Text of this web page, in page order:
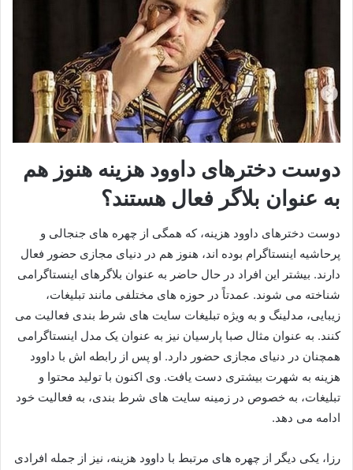
دوست دخترهای داوود هزینه هنوز هم
به عنوان بلاگر فعال هستند؟
دوست‌ دخترهای داوود هزینه، که همگی از چهره‌ های جنجالی و
پرحاشیه اینستاگرام بوده‌ اند، هنوز هم در دنیای مجازی حضور فعال
دارند. بیشتر این افراد در حال حاضر به عنوان بلاگرهای اینستاگرامی
شناخته می‌ شوند. عمدتاً در حوزه‌ های مختلفی مانند تبلیغات،
زیبایی، مدلینگ و به‌ ویژه تبلیغات سایت‌ های شرط‌ بندی فعالیت می‌
کنند. به عنوان مثال صبا پارسیان نیز به عنوان یک مدل اینستاگرامی
همچنان در دنیای مجازی حضور دارد. او پس از رابطه‌ اش با داوود
هزینه به شهرت بیشتری دست یافت. وی اکنون با تولید محتوا و
تبلیغات، به خصوص در زمینه سایت‌ های شرط‌ بندی، به فعالیت خود
ادامه می‌ دهد.
رزا، یکی دیگر از چهره‌ های مرتبط با داوود هزینه، نیز از جمله افرادی